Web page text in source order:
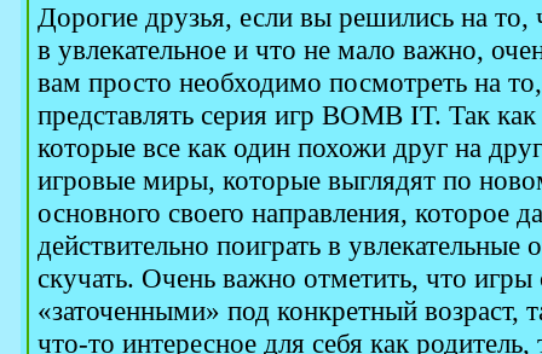
Дорогие друзья, если вы решились на то,
в увлекательное и что не мало важно,
вам просто необходимо посмотреть на
представлять серия игр BOMB IT. Так
которые все как один похожи друг на
игровые миры, которые выглядят по
основного своего направления, которое
действительно поиграть в
скучать. Очень важно отметить, что
«заточенными» под конкретный возраст,
что-то интересное для себя как родитель,